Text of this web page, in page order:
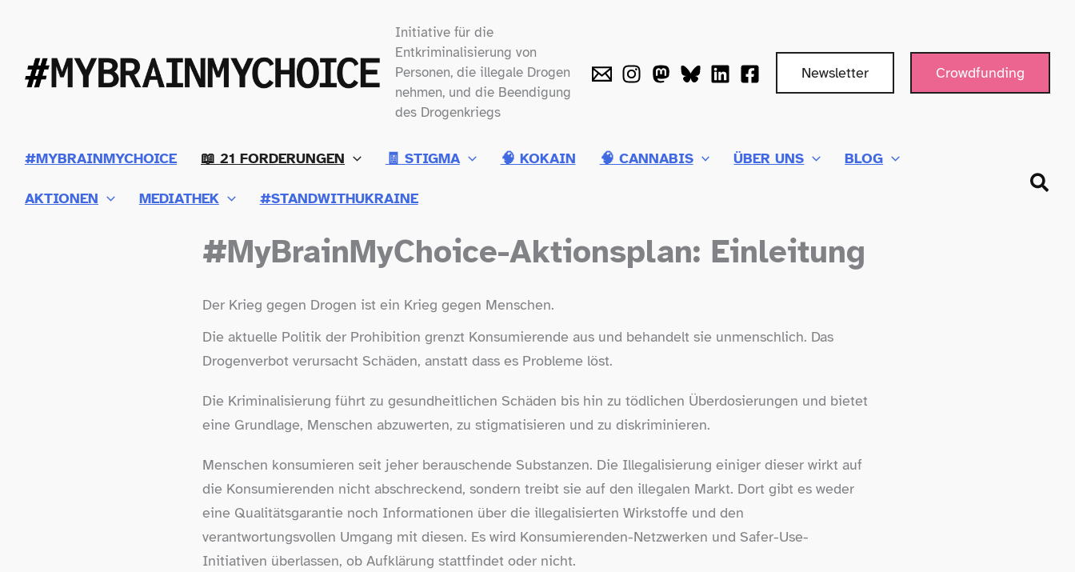
springen
Initiative für die
Entkriminalisierung von
Personen, die illegale Drogen
nehmen, und die Beendigung
des Drogenkriegs
Newsletter Crowdfunding
#MYBRAINMYCHOICE 📖 21 FORDERUNGEN 🧾 STIGMA 🧠 KOKAIN 🧠 CANNABIS ÜBER UNS BLOG
AKTIONEN MEDIATHEK #STANDWITHUKRAINE
#MyBrainMyChoice-​Aktionsplan: Einleitung
Der Krieg gegen Drogen ist ein Krieg gegen Menschen.
Die aktuelle Politik der Prohibition grenzt Konsumierende aus und behandelt sie unmenschlich. Das
Drogenverbot verursacht Schäden, anstatt dass es Probleme löst.
Die Kriminalisierung führt zu gesundheitlichen Schäden bis hin zu tödlichen Überdosierungen und bietet
eine Grundlage, Menschen abzuwerten, zu stigmatisieren und zu diskriminieren.
Menschen konsumieren seit jeher berauschende Substanzen. Die Illegalisierung einiger dieser wirkt auf
die Konsumierenden nicht abschreckend, sondern treibt sie auf den illegalen Markt. Dort gibt es weder
eine Qualitätsgarantie noch Informationen über die illegalisierten Wirkstoffe und den
verantwortungsvollen Umgang mit diesen. Es wird Konsumierenden-​Netzwerken und Safer-​Use-​
Initiativen überlassen, ob Aufklärung stattfindet oder nicht.